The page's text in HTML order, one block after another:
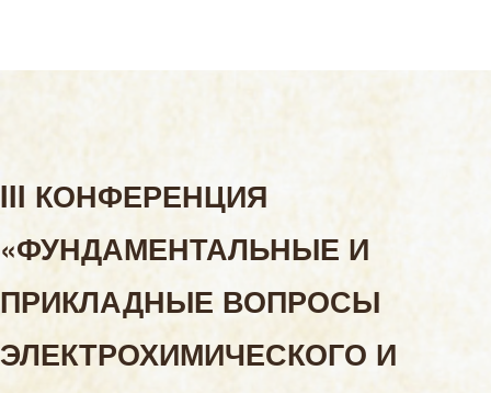
III КОНФЕРЕНЦИЯ
«ФУНДАМЕНТАЛЬНЫЕ И
ПРИКЛАДНЫЕ ВОПРОСЫ
ЭЛЕКТРОХИМИЧЕСКОГО И